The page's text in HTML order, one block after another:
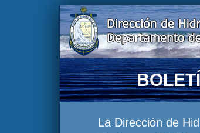
La Dirección de